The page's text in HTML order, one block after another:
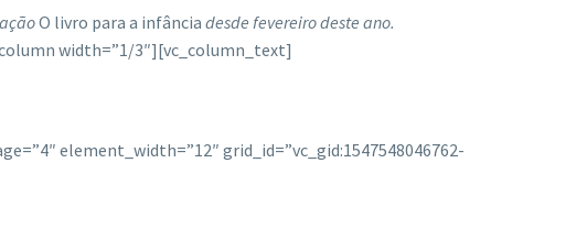
O livro para a infância desde fevereiro deste ano.
width=”1/3″][vc_column_text]
element_width=”12″ grid_id=”vc_gid:1547548046762-